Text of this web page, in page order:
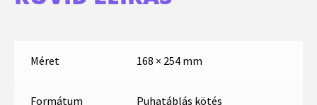
Méret 168 × 254 mm
Formátum Puhatáblás kötés